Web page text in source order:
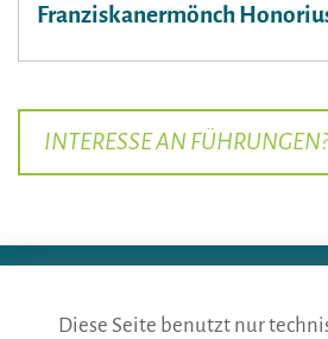
Franziskanermönch
INTERESSE AN FÜHRUNGEN?
Diese Seite benutzt nur